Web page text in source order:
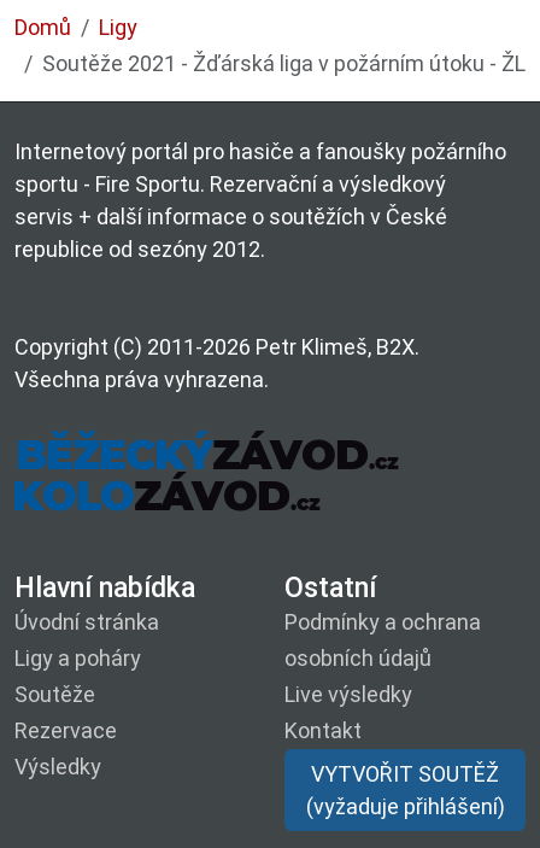
Domů
Ligy
Soutěže 2021 - Žďárská liga v požárním útoku - ŽL
Internetový portál pro hasiče a fanoušky požárního
sportu - Fire Sportu. Rezervační a výsledkový
servis + další informace o soutěžích v České
republice od sezóny 2012.
Copyright (C) 2011-2026 Petr Klimeš, B2X.
Všechna práva vyhrazena.
Hlavní nabídka
Úvodní stránka
Ligy a poháry
Soutěže
Rezervace
Výsledky
Ostatní
Podmínky a ochrana
osobních údajů
Live výsledky
Kontakt
VYTVOŘIT SOUTĚŽ
(vyžaduje přihlášení)